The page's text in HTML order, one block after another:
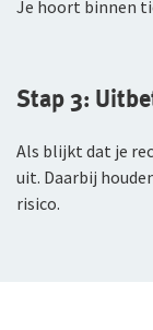
Reizen
Expat
Expat
Je hoort binnen
Stap 3:
Als blijkt dat je
uit. Daarbij
risico.